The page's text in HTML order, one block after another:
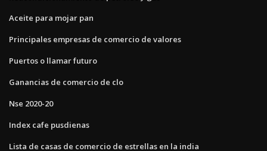
Aceite para mojar pan
Principales empresas de comercio de valores
Puertos o llamar futuro
Ganancias de comercio de clo
Nse 2020-20
Index cafe pusdienas
Lista de casas de comercio de estrellas en la india